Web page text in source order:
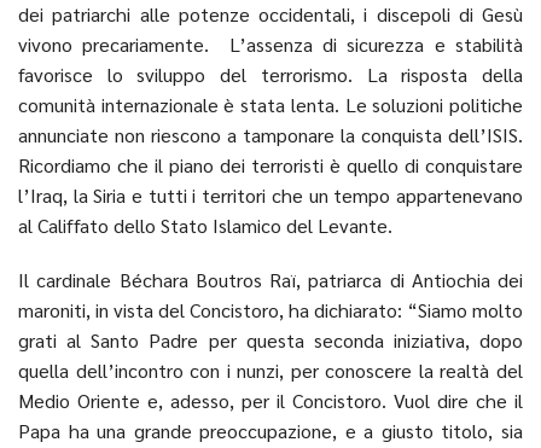
dei patriarchi alle potenze occidentali, i discepoli di Gesù
vivono precariamente. L’assenza di sicurezza e stabilità
favorisce lo sviluppo del terrorismo. La risposta della
comunità internazionale è stata lenta. Le soluzioni politiche
annunciate non riescono a tamponare la conquista dell’ISIS.
Ricordiamo che il piano dei terroristi è quello di conquistare
l’Iraq, la Siria e tutti i territori che un tempo appartenevano
al Califfato dello Stato Islamico del Levante.
Il cardinale Béchara Boutros Raï, patriarca di Antiochia dei
maroniti, in vista del Concistoro, ha dichiarato: “Siamo molto
grati al Santo Padre per questa seconda iniziativa, dopo
quella dell’incontro con i nunzi, per conoscere la realtà del
Medio Oriente e, adesso, per il Concistoro. Vuol dire che il
Papa ha una grande preoccupazione, e a giusto titolo, sia